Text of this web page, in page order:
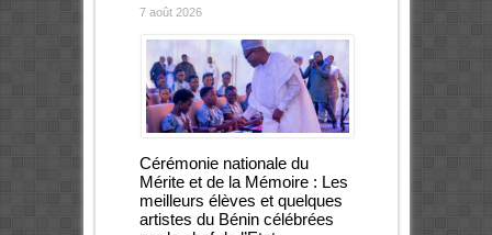
7 août 2026
Cérémonie nationale du
Mérite et de la Mémoire : Les
meilleurs élèves et quelques
artistes du Bénin célébrées